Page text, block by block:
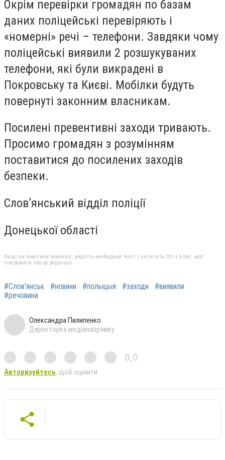
Окрім перевірки громадян по базам
даних поліцейські перевіряють і
«номерні» речі – телефони. Завдяки чому
поліцейські виявили 2 розшукуваних
телефони, які були викрадені в
Покровську та Києві. Мобілки будуть
повернуті законним власникам.
Посилені превентивні заходи тривають.
Просимо громадян з розумінням
поставитися до посилених заходів
безпеки.
Слов’янський відділ поліції
Донецької області
Якщо ви помітили помилку, виділіть необхідний текст і натисніть Ctrl + Enter, щоб
повідомити про це редакцію
#Слов'янськ #новини #полыцыя #заходи
#виявили
#речовина
Олександра Пилипенко
Директорка медіанапрямку
0,0
Авторизуйтесь, щоб оцінити